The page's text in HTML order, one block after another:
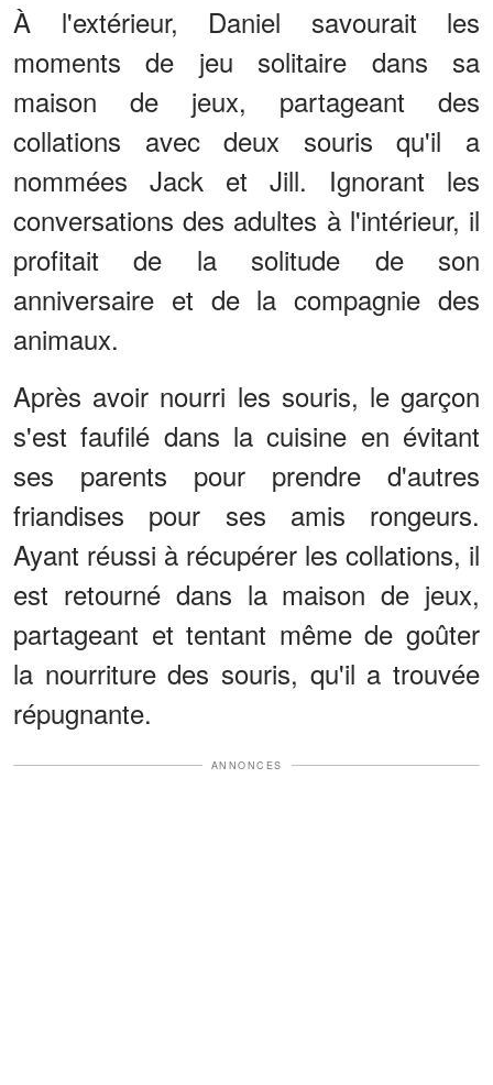
À l'extérieur, Daniel savourait les
moments de jeu solitaire dans sa
maison de jeux, partageant des
collations avec deux souris qu'il a
nommées Jack et Jill. Ignorant les
conversations des adultes à l'intérieur, il
profitait de la solitude de son
anniversaire et de la compagnie des
animaux.
Après avoir nourri les souris, le garçon
s'est faufilé dans la cuisine en évitant
ses parents pour prendre d'autres
friandises pour ses amis rongeurs.
Ayant réussi à récupérer les collations, il
est retourné dans la maison de jeux,
partageant et tentant même de goûter
la nourriture des souris, qu'il a trouvée
répugnante.
ANNONCES